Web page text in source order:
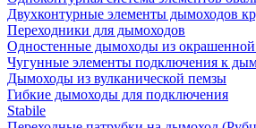
Двухконтурные элементы дымоходов
Переходники для дымоходов
Одностенные дымоходы из окрашенной
Чугунные элементы подключения к
Дымоходы из вулканической пемзы
Гибкие дымоходы для подключения
Stabile